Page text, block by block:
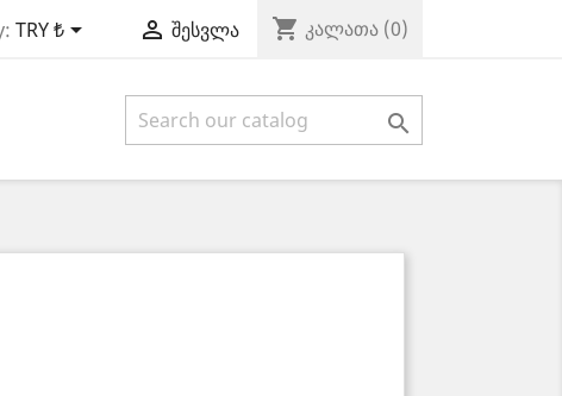
TRY ₺  შესვლა shopping_cart კალათა (0)
